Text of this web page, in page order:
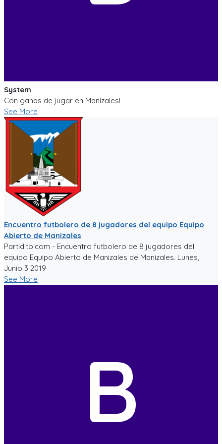
System
Con ganas de jugar en Manizales!
See More
Encuentro futbolero de 8 jugadores del equipo Equipo
Abierto de Manizales
Partidito.com - Encuentro futbolero de 8 jugadores del
equipo Equipo Abierto de Manizales de Manizales. Lunes,
Junio 3 2019
See More
B